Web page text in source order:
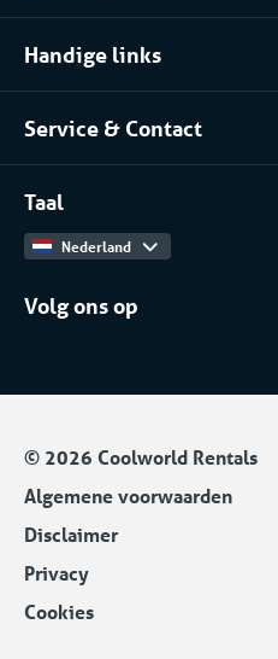
Klimaatbeheersing
Voedingsindustrie
Pharma
(Petro)chemie
Meer branches
Handige links
Over Coolworld
Projecten
Werken bij
Catalogus
Service & Contact
Contact
Taal
Nederland
Volg ons op
© 2026 Coolworld Rentals
Algemene voorwaarden
Disclaimer
Privacy
Cookies